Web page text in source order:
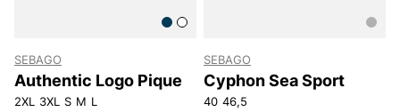
SEBAGO
Authentic Logo Pique
2XL 3XL S M L
SEBAGO
Cyphon Sea Sport
40 46,5